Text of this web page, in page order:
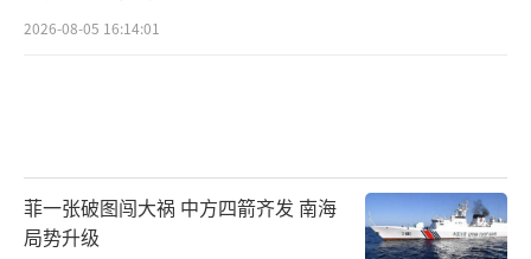
2026-08-05 16:14:01
菲一张破图闯大祸 中方四箭齐发 南海
局势升级